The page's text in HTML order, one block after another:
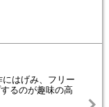
はげみ、フリー
るのが趣味の高